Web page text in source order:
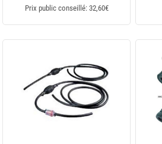
Prix public conseillé: 32,60€